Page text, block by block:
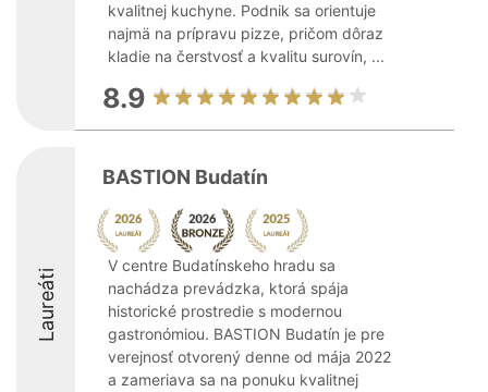
kvalitnej kuchyne. Podnik sa orientuje
najmä na prípravu pizze, pričom dôraz
kladie na čerstvosť a kvalitu surovín, ...
8.9
Laureáti
BASTION Budatín
V centre Budatínskeho hradu sa
nachádza prevádzka, ktorá spája
historické prostredie s modernou
gastronómiou. BASTION Budatín je pre
verejnosť otvorený denne od mája 2022
a zameriava sa na ponuku kvalitnej